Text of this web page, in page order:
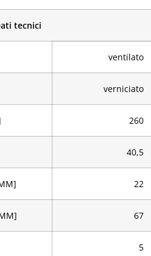
tecnici
ventilato
verniciato
260
40,5
22
67
5